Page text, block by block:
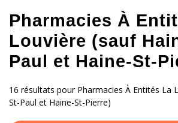
Pharmacies À
Louvière (sauf
Paul et Haine-St-
16 résultats pour Pharmacies À Entités La
St-Paul et Haine-St-Pierre)